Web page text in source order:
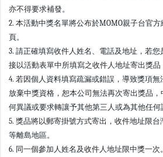
亦不得要求補發。
2. 本活動中獎名單將公布於MOMO親子台官
頁。
3. 請正確填寫收件人姓名、電話及地址，若
接以活動表單中所填寫之收件人地址寄出獎品
4. 若因個人資料填寫疏漏或錯誤，導致獎項無
放棄中獎資格，恕本公司無法再次寄出獎品
何異議或要求轉讓予其他第三人或為其他任何
5. 獎品將以郵寄掛號方式寄出，收件地址限
等離島地區。
6. 同一個參加人姓名及收件人地址限中獎一次。